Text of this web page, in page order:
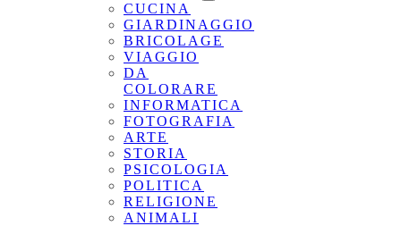
CUCINA
GIARDINAGGIO
BRICOLAGE
VIAGGIO
DA
COLORARE
INFORMATICA
FOTOGRAFIA
ARTE
STORIA
PSICOLOGIA
POLITICA
RELIGIONE
ANIMALI